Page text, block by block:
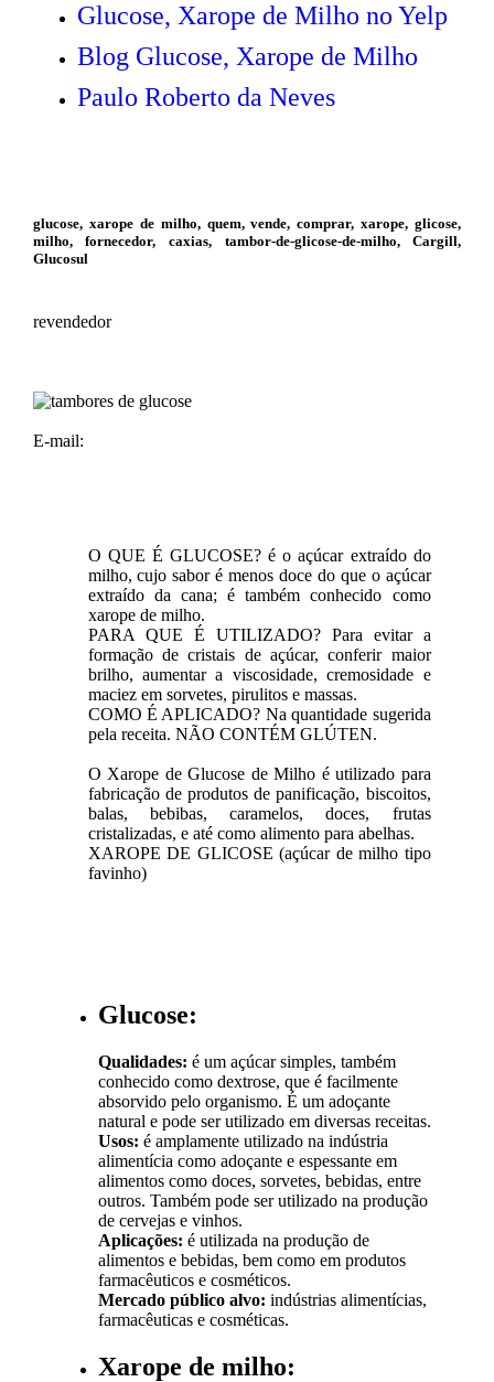
Glucose, Xarope de Milho no Yelp
Blog Glucose, Xarope de Milho
Paulo Roberto da Neves
glucose, xarope de milho, quem, vende, comprar, xarope, glicose,
milho, fornecedor, caxias, tambor-de-glicose-de-milho, Cargill,
Glucosul
revendedor
E-mail:
O QUE É GLUCOSE? é o açúcar extraído do
milho, cujo sabor é menos doce do que o açúcar
extraído da cana; é também conhecido como
xarope de milho.
PARA QUE É UTILIZADO? Para evitar a
formação de cristais de açúcar, conferir maior
brilho, aumentar a viscosidade, cremosidade e
maciez em sorvetes, pirulitos e massas.
COMO É APLICADO? Na quantidade sugerida
pela receita. NÃO CONTÉM GLÚTEN.
O Xarope de Glucose de Milho é utilizado para
fabricação de produtos de panificação, biscoitos,
balas, bebibas, caramelos, doces, frutas
cristalizadas, e até como alimento para abelhas.
XAROPE DE GLICOSE (açúcar de milho tipo
favinho)
Glucose:
Qualidades: é um açúcar simples, também
conhecido como dextrose, que é facilmente
absorvido pelo organismo. É um adoçante
natural e pode ser utilizado em diversas receitas.
Usos: é amplamente utilizado na indústria
alimentícia como adoçante e espessante em
alimentos como doces, sorvetes, bebidas, entre
outros. Também pode ser utilizado na produção
de cervejas e vinhos.
Aplicações: é utilizada na produção de
alimentos e bebidas, bem como em produtos
farmacêuticos e cosméticos.
Mercado público alvo: indústrias alimentícias,
farmacêuticas e cosméticas.
Xarope de milho: